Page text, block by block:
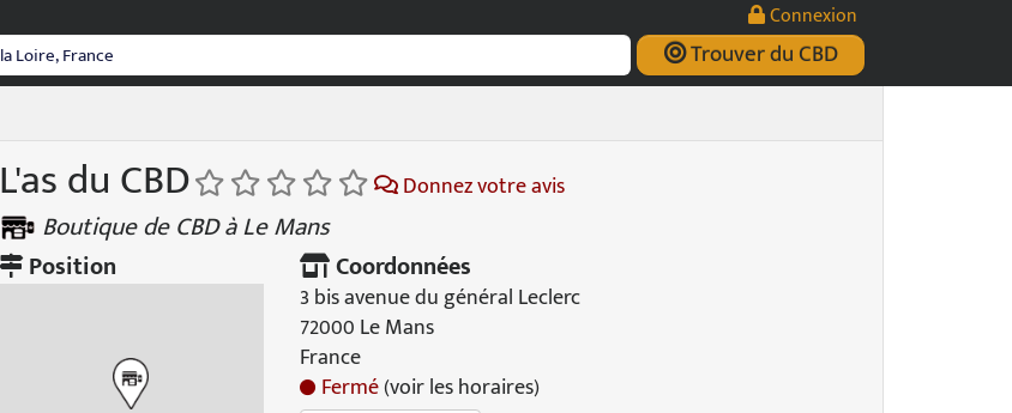
Connexion
Trouver du CBD
L'as du CBD Donnez votre avis
Boutique de CBD à Le Mans
Position Coordonnées
3 bis avenue du général Leclerc
72000 Le Mans
France
Fermé(voir les horaires)